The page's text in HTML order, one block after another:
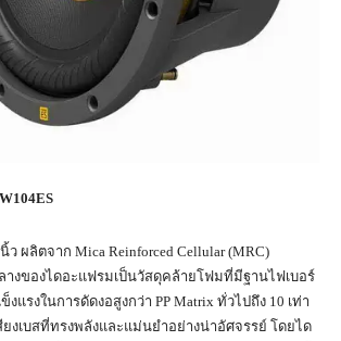
ผลิตจาก Mica Reinforced Cellular (MRC)
งของไดอะแฟรมเป็นวัสดุคล้ายโฟมที่มีฐานไฟเบอร์
แรงในการดัดงอสูงกว่า PP Matrix ทั่วไปถึง 10 เท่า
ยงเบสที่ทรงพลังและแม่นยำอย่างน่าอัศจรรย์ โดยได